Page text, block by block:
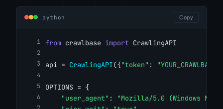
python Copy
from crawlbase import CrawlingAPI
api = CrawlingAPI({"token" :
OPTIONS = {
"user_agent" :
"Mozilla/5.0 (Windows NT